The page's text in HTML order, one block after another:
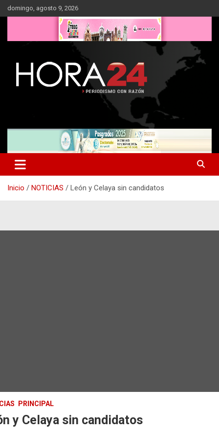
Saltar
al
domingo, agosto 9, 2026
Inicio NOTICIAS León y Celaya sin candidatos
PRINCIPAL
y Celaya sin candidatos